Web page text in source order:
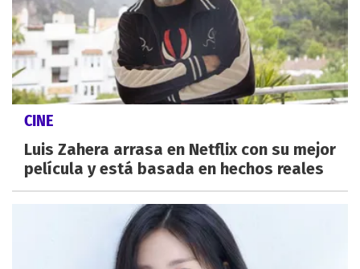
CINE
Luis Zahera arrasa en Netflix con su mejor
película y está basada en hechos reales